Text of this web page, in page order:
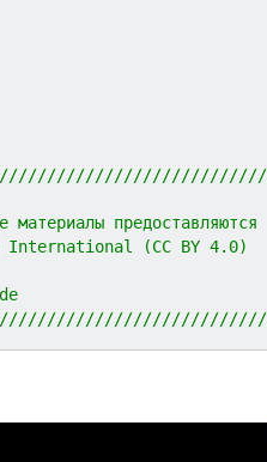
предоставляются
International (CC BY 4.0)